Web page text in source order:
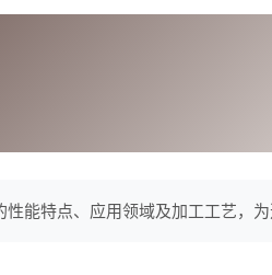
性能特点、应用领域及加工工艺，为